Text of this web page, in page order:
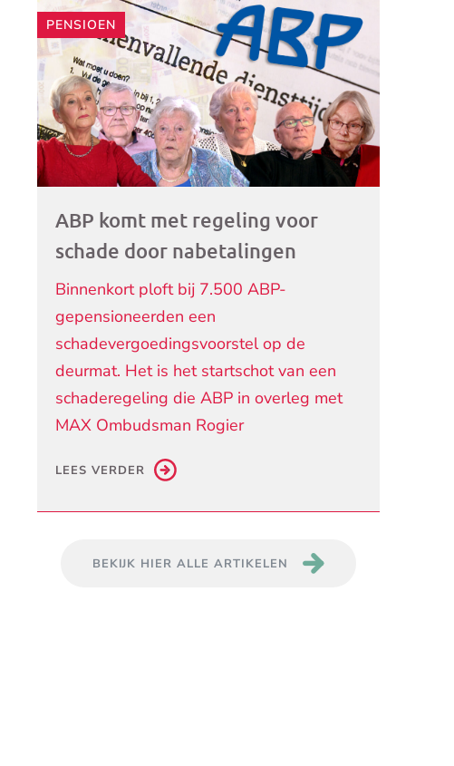
mailprogramma)
PENSIOEN
ABP komt met regeling voor
schade door nabetalingen
Binnenkort ploft bij 7.500 ABP-
gepensioneerden een
schadevergoedingsvoorstel op de
deurmat. Het is het startschot van een
schaderegeling die ABP in overleg met
MAX Ombudsman Rogier
LEES VERDER
BEKIJK HIER ALLE ARTIKELEN